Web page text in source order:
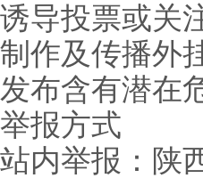
诱导投票或关
制作及传播外
发布含有潜在
举报方式
站内举报：陕